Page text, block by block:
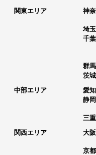
関東エリア
神
埼
千
群
茨
中部エリア
愛
静
三
関西エリア
大
京